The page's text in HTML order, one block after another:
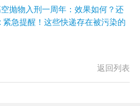
抛物入刑一周年：效果如何？还
紧急提醒！这些快递存在被污染的
返回列表